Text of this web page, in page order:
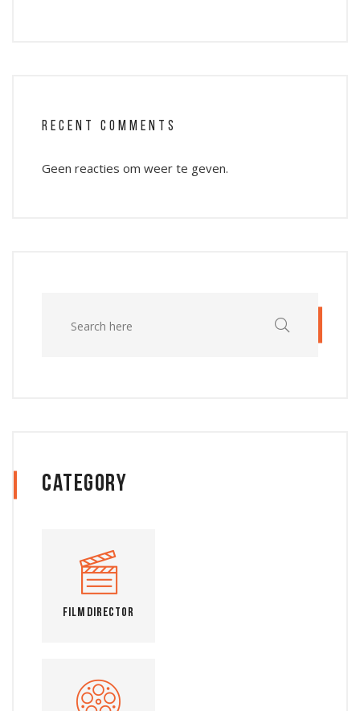
RECENT COMMENTS
Geen reacties om weer te geven.
Category
Film Director